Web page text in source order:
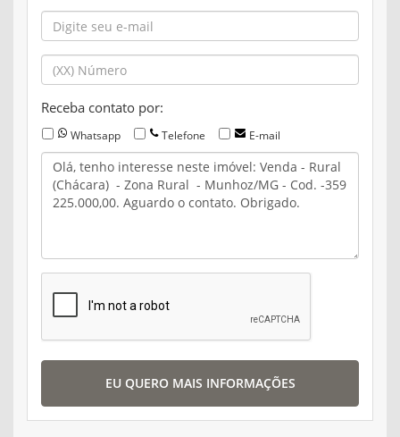
Receba contato por:
Whatsapp Telefone E-mail
EU QUERO MAIS INFORMAÇÕES